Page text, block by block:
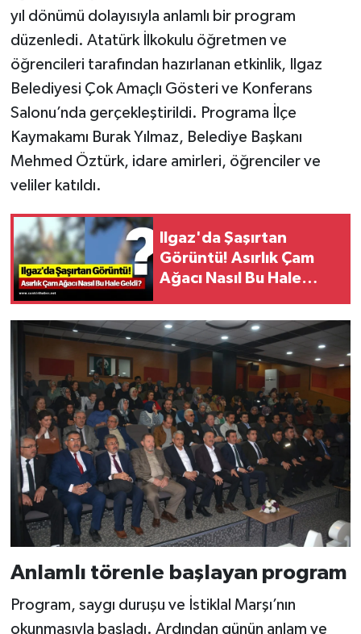
yıl dönümü dolayısıyla anlamlı bir program
düzenledi. Atatürk İlkokulu öğretmen ve
öğrencileri tarafından hazırlanan etkinlik, Ilgaz
Belediyesi Çok Amaçlı Gösteri ve Konferans
Salonu’nda gerçekleştirildi. Programa İlçe
Kaymakamı Burak Yılmaz, Belediye Başkanı
Mehmed Öztürk, idare amirleri, öğrenciler ve
veliler katıldı.
Ilgaz'da Şaşırtan
Görüntü! Asırlık Çam
Ağacı Nasıl Bu Hale
Anlamlı törenle başlayan program
Program, saygı duruşu ve İstiklal Marşı’nın
okunmasıyla başladı. Ardından günün anlam ve